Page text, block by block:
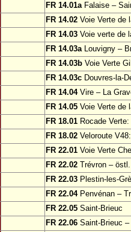
FR 14.01aFalaise –
FR 14.02 Voie Verte de
FR 14.03 Voie verte de
FR 14.03aLouvigny –
FR 14.03b Voie Verte
FR 14.03c Douvres-la-
FR 14.04Vire – La
FR 14.05 Voie Verte de
FR 18.01 Rocade
FR 18.02 Veloroute
FR 22.01 Voie Verte
FR 22.02 Trévron –
FR 22.03 Plestin-les-
FR 22.04Penvénan –
FR 22.05 Saint-Brieuc
FR 22.06 Saint-Brieuc